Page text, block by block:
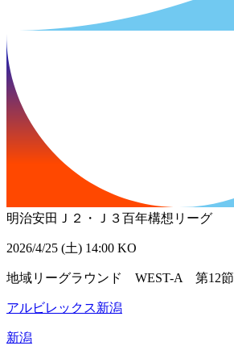
明治安田Ｊ２・Ｊ３百年構想リーグ
2026/4/25 (土) 14:00 KO
地域リーグラウンド WEST-A 第12節
アルビレックス新潟
新潟